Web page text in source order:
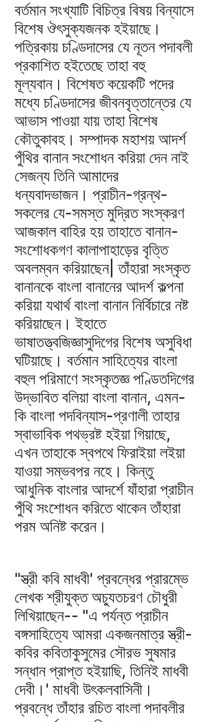
বর্তমান সংখ্যাটি বিচিত্র বিষয় বিন্যাসে
বিশেষ ঔৎসুক্যজনক হইয়াছে।
পত্রিকায় চণ্ডিদাসের যে নূতন পদাবলী
প্রকাশিত হইতেছে তাহা বহু
মূল্যবান। বিশেষত কয়েকটি পদের
মধ্যে চণ্ডিদাসের জীবনবৃত্তান্তের যে
আভাস পাওয়া যায় তাহা বিশেষ
কৌতুকাবহ। সম্পাদক মহাশয় আদর্শ
পুঁথির বানান সংশোধন করিয়া দেন নাই
সেজন্য তিনি আমাদের
ধন্যবাদভাজন। প্রাচীন-গ্রন্থ-
সকলের যে-সমস্ত মুদ্রিত সংস্করণ
আজকাল বাহির হয় তাহাতে বানান-
সংশোধকগণ কালাপাহাড়ের বৃত্তি
অবলম্বন করিয়াছেন| তাঁহারা সংস্কৃত
বানানকে বাংলা বানানের আদর্শ কল্পনা
করিয়া যথার্থ বাংলা বানান নির্বিচারে নষ্ট
করিয়াছেন। ইহাতে
ভাষাতত্ত্বজিজ্ঞাসুদিগের বিশেষ অসুবিধা
ঘটিয়াছে। বর্তমান সাহিত্যের বাংলা
বহুল পরিমাণে সংস্কৃতজ্ঞ পণ্ডিতদিগের
উদ্‌ভাবিত বলিয়া বাংলা বানান, এমন-
কি বাংলা পদবিন্যাস-প্রণালী তাহার
স্বাভাবিক পথভ্রষ্ট হইয়া গিয়াছে,
এখন তাহাকে স্বপথে ফিরাইয়া লইয়া
যাওয়া সম্ভবপর নহে। কিন্তু
আধুনিক বাংলার আদর্শে যাঁহারা প্রাচীন
পুঁথি সংশোধন করিতে থাকেন তাঁহারা
পরম অনিষ্ট করেন।
"স্ত্রী কবি মাধবী' প্রবন্ধের প্রারম্ভে
লেখক শ্রীযুক্ত অচ্যুতচরণ চৌধুরী
লিখিয়াছেন-- "এ পর্যন্ত প্রাচীন
বঙ্গসাহিত্যে আমরা একজনমাত্র স্ত্রী-
কবির কবিতাকুসুমের সৌরভ সুষমার
সন্ধান প্রাপ্ত হইয়াছি, তিনিই মাধবী
দেবী।' মাধবী উৎকলবাসিনী।
প্রবন্ধে তাঁহার রচিত বাংলা পদাবলীর